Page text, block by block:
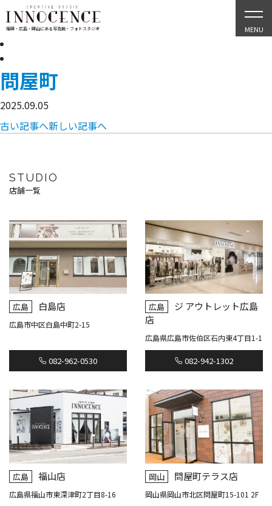
福岡・広島・岡山にある写真館・フォトスタジオ MENU
問屋町
2025.09.05
古い記事へ新しい記事へ
STUDIO
店舗一覧
広島 白島店
広島市中区白島中町2-15
082-962-0530
広島
ジ アウトレット広島
店
広島県広島市佐伯区石内東4丁目1-1
082-942-1302
広島 福山店
広島県福山市東深津町2丁目8-16
岡山 問屋町テラス店
岡山県岡山市北区問屋町15-101 2F